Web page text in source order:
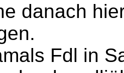
danach
Fdl in